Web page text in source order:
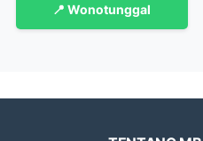
📍 Wonotunggal